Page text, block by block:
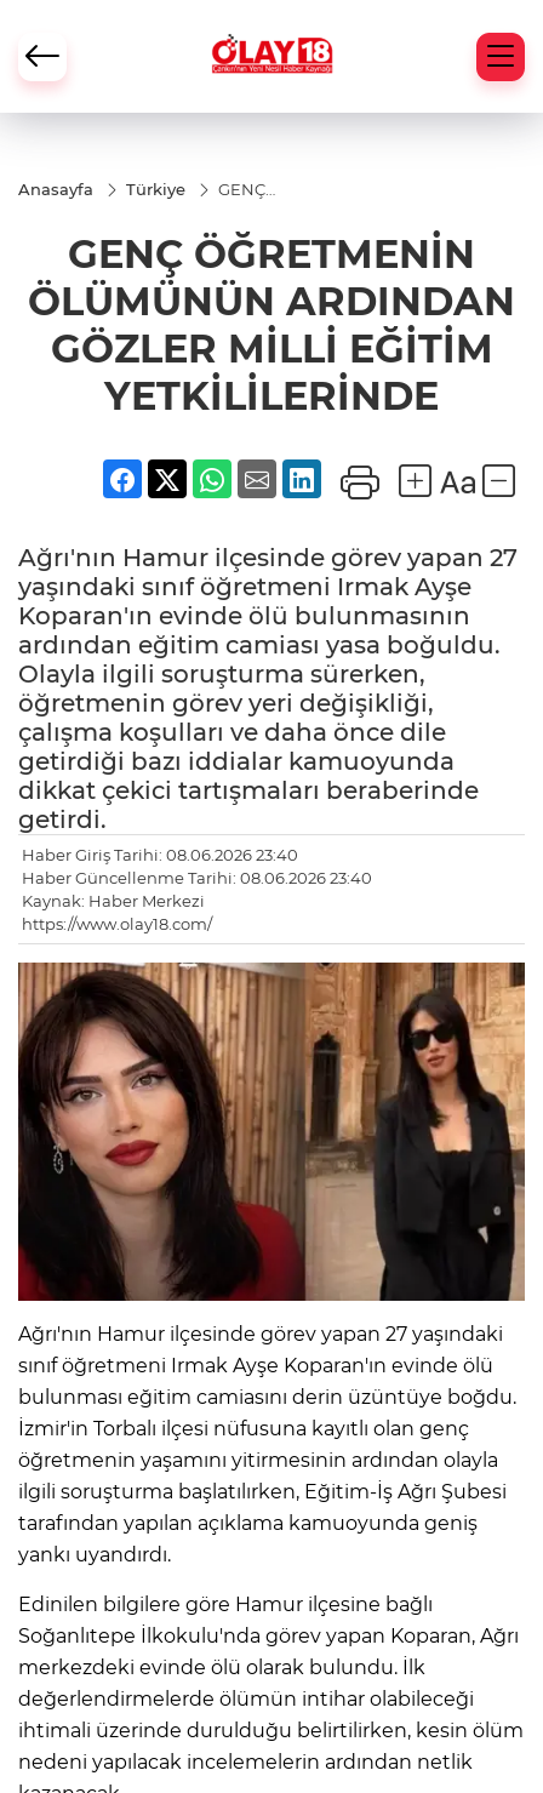
Anasayfa Türkiye
GENÇ
ÖLÜMÜNÜN
ARDINDAN
GÖZLER MİLLİ
EĞİTİM
YETKİLİLERİNDE
GENÇ ÖĞRETMENİN
ÖLÜMÜNÜN ARDINDAN
GÖZLER MİLLİ EĞİTİM
YETKİLİLERİNDE
Ağrı'nın Hamur ilçesinde görev yapan 27
yaşındaki sınıf öğretmeni Irmak Ayşe
Koparan'ın evinde ölü bulunmasının
ardından eğitim camiası yasa boğuldu.
Olayla ilgili soruşturma sürerken,
öğretmenin görev yeri değişikliği,
çalışma koşulları ve daha önce dile
getirdiği bazı iddialar kamuoyunda
dikkat çekici tartışmaları beraberinde
getirdi.
Haber Giriş Tarihi: 08.06.2026 23:40
Haber Güncellenme Tarihi: 08.06.2026 23:40
Kaynak: Haber Merkezi
https://www.olay18.com/
Ağrı'nın Hamur ilçesinde görev yapan 27 yaşındaki
sınıf öğretmeni Irmak Ayşe Koparan'ın evinde ölü
bulunması eğitim camiasını derin üzüntüye boğdu.
İzmir'in Torbalı ilçesi nüfusuna kayıtlı olan genç
öğretmenin yaşamını yitirmesinin ardından olayla
ilgili soruşturma başlatılırken, Eğitim-İş Ağrı Şubesi
tarafından yapılan açıklama kamuoyunda geniş
yankı uyandırdı.
Edinilen bilgilere göre Hamur ilçesine bağlı
Soğanlıtepe İlkokulu'nda görev yapan Koparan, Ağrı
merkezdeki evinde ölü olarak bulundu. İlk
değerlendirmelerde ölümün intihar olabileceği
ihtimali üzerinde durulduğu belirtilirken, kesin ölüm
nedeni yapılacak incelemelerin ardından netlik